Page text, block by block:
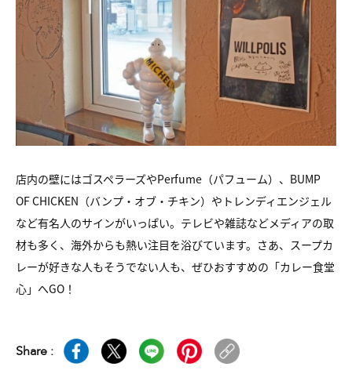
店内の壁にはゴスペラーズやPerfume（パフューム）、BUMP
OF CHICKEN（バンプ・オブ・チキン）やトレンディエンジェル
など有名人のサインがいっぱい。テレビや雑誌などメディアの取
材も多く、海外からも熱い注目を浴びています。さあ、スープカ
レーが好きな人もそうでない人も、ぜひおすすめの「カレー食堂
心」へGO！
Share :